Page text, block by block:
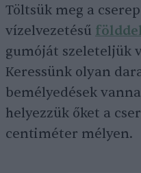
Töltsük meg a
vízelvezetésű
gumóját szeleteljük
Keressünk olyan
bemélyedések
helyezzük őket a
centiméter mélyen.